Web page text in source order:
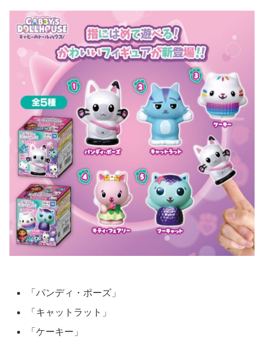
「パンディ・ポーズ」
「キャットラット」
「ケーキー」